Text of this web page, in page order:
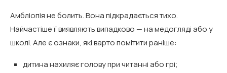
Амбліопія не болить. Вона підкрадається тихо.
Найчастіше її виявляють випадково — на медогляді або у
школі. Але є ознаки, які варто помітити раніше:
дитина нахиляє голову при читанні або грі;